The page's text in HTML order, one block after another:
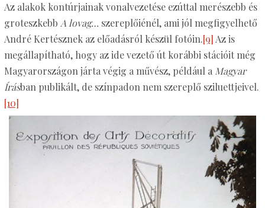
Az alakok kontúrjainak vonalvezetése ezúttal merészebb és
groteszkebb A lovag… szereplőiénél, ami jól megfigyelhető
André Kertésznek az előadásról készül fotóin.[9] Az is
megállapítható, hogy az ide vezető út korábbi stációit még
Magyarországon járta végig a művész, például a Magyar
Írásban publikált, de színpadon nem szereplő sziluettjeivel.
[10]